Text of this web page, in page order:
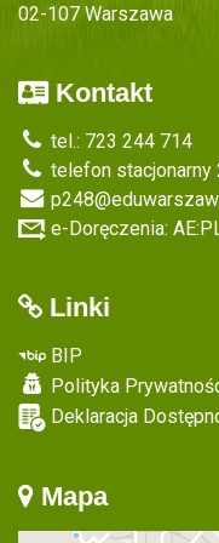
02-107 Warszawa
Kontakt
tel.: 723 244 714
telefon stacjonarny
e-Doręczenia:
Linki
BIP
Polityka
Deklaracja
Mapa